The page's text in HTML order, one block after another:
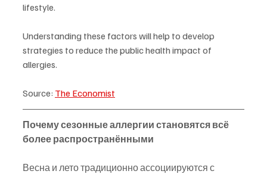
lifestyle.
Understanding these factors will help to develop
strategies to reduce the public health impact of
allergies.
Source: The Economist
Почему сезонные аллергии становятся всё
более распространёнными
Весна и лето традиционно ассоциируются с